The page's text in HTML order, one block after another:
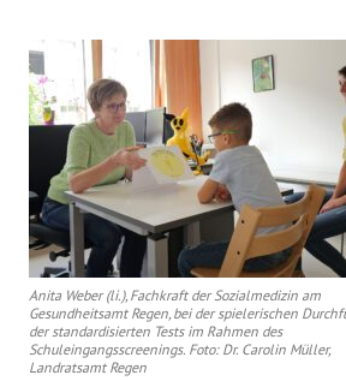
Anita Weber (li.), Fachkraft der Sozialmedizin am
Gesundheitsamt Regen, bei der spielerischen
der standardisierten Tests im Rahmen des
Schuleingangsscreenings. Foto: Dr. Carolin Müller,
Landratsamt Regen